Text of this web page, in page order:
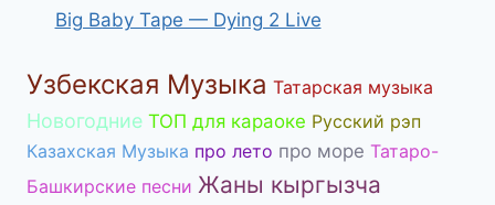
Big Baby Tape — Dying 2 Live
Узбекская Музыка Татарская музыка
Новогодние ТОП для караоке Русский рэп
Казахская Музыка про лето про море Татаро-
Башкирские песни Жаны кыргызча